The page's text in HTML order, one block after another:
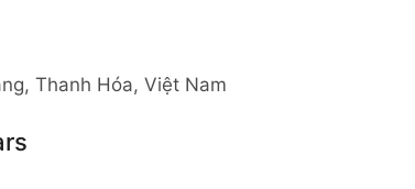
Thanh Hóa, Việt Nam